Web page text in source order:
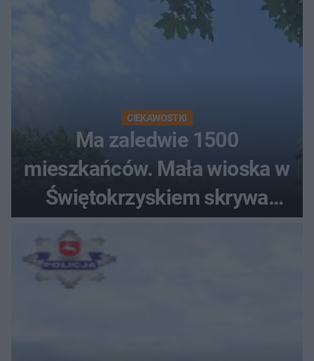
CIEKAWOSTKI
Ma zaledwie 1500
mieszkańców. Mała wioska w
Świętokrzyskiem skrywa
zabytki, bywał tu nawet król